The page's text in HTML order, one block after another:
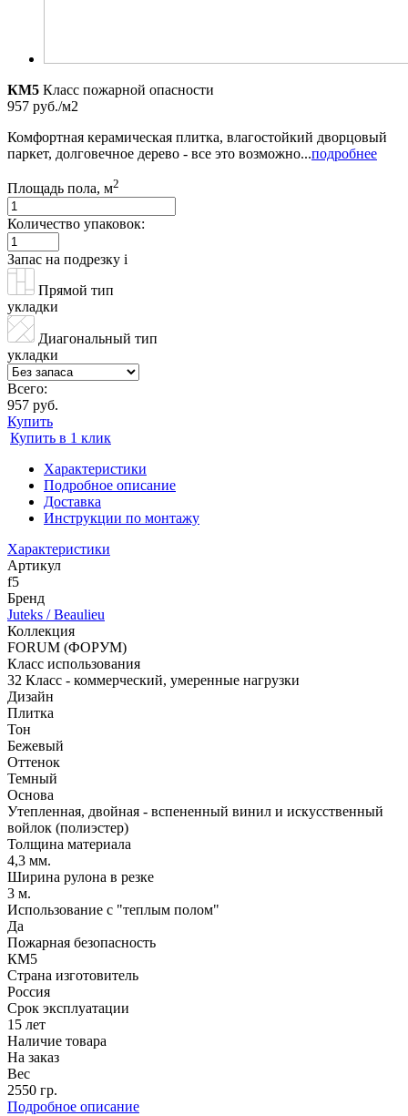
КМ5 Класс пожарной опасности
957 руб./м2
Комфортная керамическая плитка, влагостойкий дворцовый
паркет, долговечное дерево - все это возможно...подробнее
Площадь пола, м2
Количество упаковок:
Запас на подрезку i
Прямой тип
укладки
Диагональный тип
укладки
Всего:
957 руб.
Купить
Купить в 1 клик
Характеристики
Подробное описание
Доставка
Инструкции по монтажу
Характеристики
Артикул
f5
Бренд
Juteks / Beaulieu
Коллекция
FORUM (ФОРУМ)
Класс использования
32 Класс - коммерческий, умеренные нагрузки
Дизайн
Плитка
Тон
Бежевый
Оттенок
Темный
Основа
Утепленная, двойная - вспененный винил и искусственный
войлок (полиэстер)
Толщина материала
4,3 мм.
Ширина рулона в резке
3 м.
Использование с "теплым полом"
Да
Пожарная безопасность
КМ5
Страна изготовитель
Россия
Срок эксплуатации
15 лет
Наличие товара
На заказ
Вес
2550 гр.
Подробное описание